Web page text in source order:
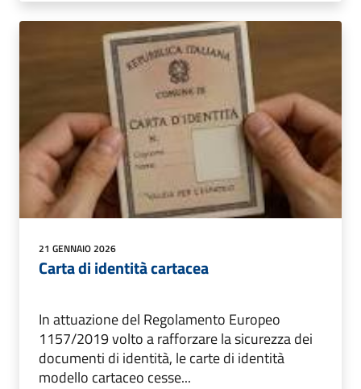
21 GENNAIO 2026
Carta di identità cartacea
In attuazione del Regolamento Europeo
1157/2019 volto a rafforzare la sicurezza dei
documenti di identità, le carte di identità
modello cartaceo cesse...